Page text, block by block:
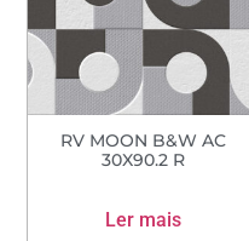
RV MOON B&W AC
30X90.2 R
Ler mais